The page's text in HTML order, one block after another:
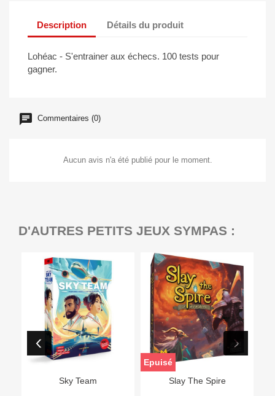
Description Détails du produit
Lohéac - S'entrainer aux échecs. 100 tests pour
gagner.
Commentaires (0)
Aucun avis n'a été publié pour le moment.
D'AUTRES PETITS JEUX SYMPAS :
Sky Team Slay The Spire
Epuisé